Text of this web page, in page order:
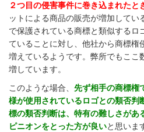
２つ目の侵害事件に巻き込まれたと
ットによる商品の販売が増加してい
で保護されている商標と類似するロ
ていることに対し、他社から商標権
増えているようです。弊所でもここ
増しています。
このような場合、 先ず相手の商標権
様が使用されているロゴとの類否判
標の類否判断は、特有の難しさがあ
ピニオンをとった方が良いと思いま